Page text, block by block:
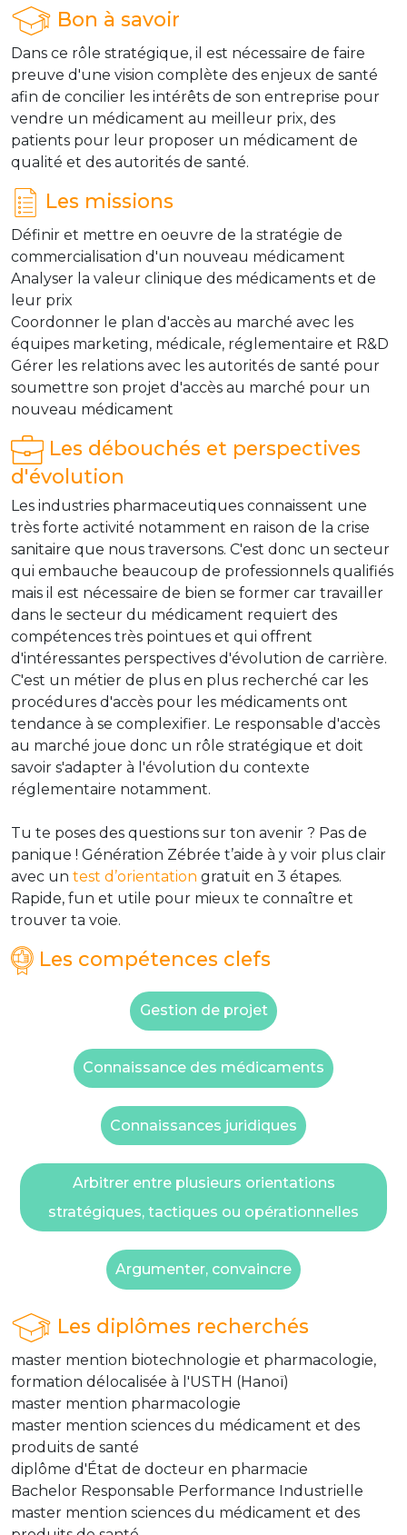
Bon à savoir
Dans ce rôle stratégique, il est nécessaire de faire
preuve d'une vision complète des enjeux de santé
afin de concilier les intérêts de son entreprise pour
vendre un médicament au meilleur prix, des
patients pour leur proposer un médicament de
qualité et des autorités de santé.
Les missions
Définir et mettre en oeuvre de la stratégie de
commercialisation d'un nouveau médicament
Analyser la valeur clinique des médicaments et de
leur prix
Coordonner le plan d'accès au marché avec les
équipes marketing, médicale, réglementaire et R&D
Gérer les relations avec les autorités de santé pour
soumettre son projet d'accès au marché pour un
nouveau médicament
Les débouchés et perspectives
d'évolution
Les industries pharmaceutiques connaissent une
très forte activité notamment en raison de la crise
sanitaire que nous traversons. C'est donc un secteur
qui embauche beaucoup de professionnels qualifiés
mais il est nécessaire de bien se former car travailler
dans le secteur du médicament requiert des
compétences très pointues et qui offrent
d'intéressantes perspectives d'évolution de carrière.
C'est un métier de plus en plus recherché car les
procédures d'accès pour les médicaments ont
tendance à se complexifier. Le responsable d'accès
au marché joue donc un rôle stratégique et doit
savoir s'adapter à l'évolution du contexte
réglementaire notamment.
Tu te poses des questions sur ton avenir ? Pas de
panique ! Génération Zébrée t’aide à y voir plus clair
avec un test d’orientation gratuit en 3 étapes.
Rapide, fun et utile pour mieux te connaître et
trouver ta voie.
Les compétences clefs
Gestion de projet
Connaissance des médicaments
Connaissances juridiques
Arbitrer entre plusieurs orientations
stratégiques, tactiques ou opérationnelles
Argumenter, convaincre
Les diplômes recherchés
master mention biotechnologie et pharmacologie,
formation délocalisée à l'USTH (Hanoï)
master mention pharmacologie
master mention sciences du médicament et des
produits de santé
diplôme d'État de docteur en pharmacie
Bachelor Responsable Performance Industrielle
master mention sciences du médicament et des